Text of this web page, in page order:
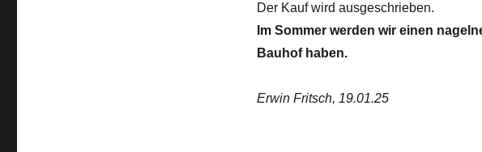
Der Kauf wird ausgeschrieben.
Im Sommer werden wir einen
Bauhof haben.
Erwin Fritsch, 19.01.25